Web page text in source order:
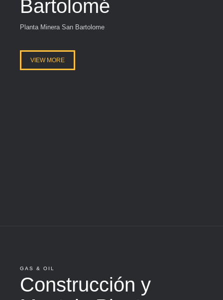
Bartolomé
Planta Minera San Bartolome
VIEW MORE
GAS & OIL
Construcción y